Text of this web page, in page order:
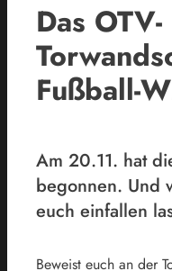
Das OTV-
Fußball-
Am 20.11. hat
begonnen. Und
euch einfallen
Beweist euch an der